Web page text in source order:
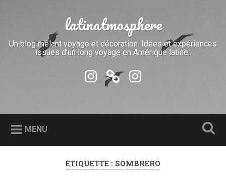
latinatmosphere
Un blog mêlant voyage et décoration. Idées et expériences
issues d'un long voyage en Amérique latine..
instaLui
bookElleinstaElle
MENU
ÉTIQUETTE : SOMBRERO